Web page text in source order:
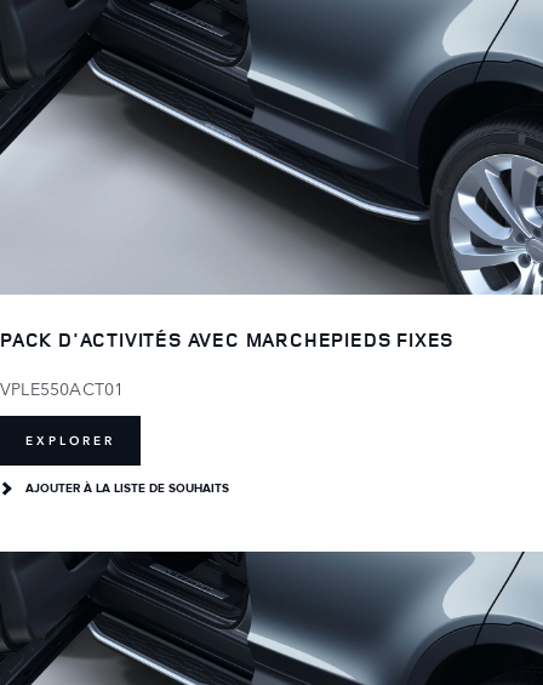
PACK D'ACTIVITÉS AVEC MARCHEPIEDS FIXES
VPLE550ACT01
EXPLORER
AJOUTER À LA LISTE DE SOUHAITS